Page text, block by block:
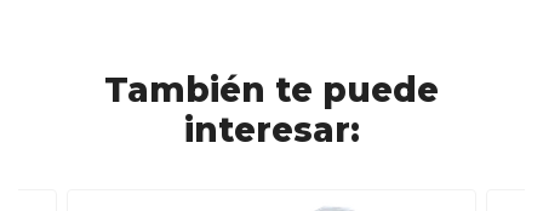
También te puede
interesar: